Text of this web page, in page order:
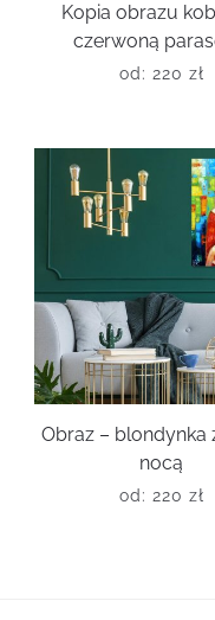
Kopia obrazu
czerwoną
od: 220 zł
Obraz – blondynka
nocą
od: 220 zł